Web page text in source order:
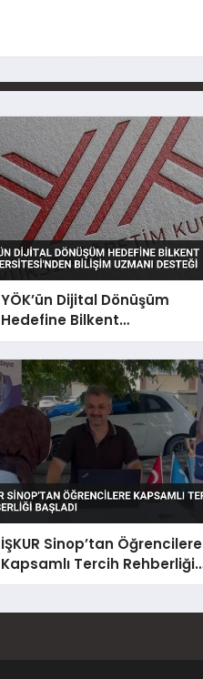
YÖK’ün Dijital Dönüşüm
Hedefine Bilkent
Üniversitesi’nden Bilişim
Uzmanı Desteği
İŞKUR Sinop’tan Öğrencilere
Kapsamlı Tercih Rehberliği
Başladı